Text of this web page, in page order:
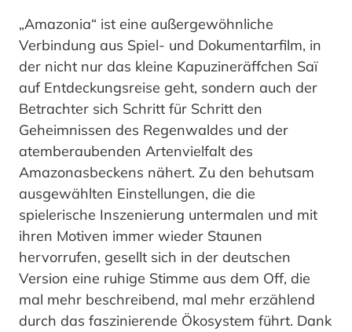
„Amazonia“ ist eine außergewöhnliche
Verbindung aus Spiel- und Dokumentarfilm, in
der nicht nur das kleine Kapuzineräffchen Saï
auf Entdeckungsreise geht, sondern auch der
Betrachter sich Schritt für Schritt den
Geheimnissen des Regenwaldes und der
atemberaubenden Artenvielfalt des
Amazonasbeckens nähert. Zu den behutsam
ausgewählten Einstellungen, die die
spielerische Inszenierung untermalen und mit
ihren Motiven immer wieder Staunen
hervorrufen, gesellt sich in der deutschen
Version eine ruhige Stimme aus dem Off, die
mal mehr beschreibend, mal mehr erzählend
durch das faszinierende Ökosystem führt. Dank